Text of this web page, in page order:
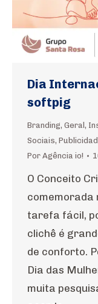
Dia
softpig
Branding, Geral ,
Sociais,
Por Agência io!
O Conceito
comemorada
tarefa fácil,
clichê é
de conforto.
Dia das
muita